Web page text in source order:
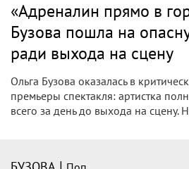
«Хороша чертовка!»:
Бузовой впечатлили ее
40-летняя российская телеведущая
Ольга Бузова показала в своем
— фанаты остались довольны ее
передает наш сайт.
БУЗОВА | Поп